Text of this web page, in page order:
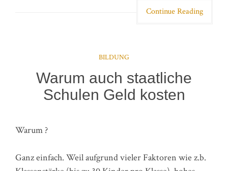
Continue Reading
BILDUNG
Warum auch staatliche
Schulen Geld kosten
Warum ?
Ganz einfach. Weil aufgrund vieler Faktoren wie z.b.